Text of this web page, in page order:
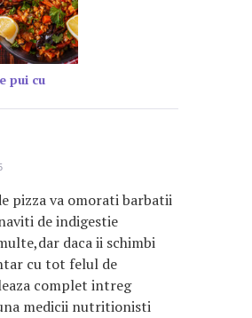
pui cu
pizza va omorati barbatii
de indigestie
daca ii schimbi
cu tot felul de
complet intreg
medicii nutritionisti